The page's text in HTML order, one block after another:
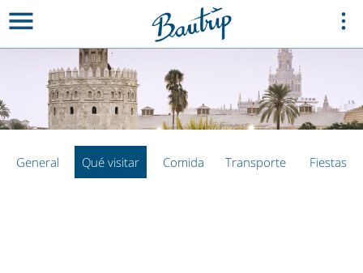
General Qué visitar Comida Transporte Fiestas